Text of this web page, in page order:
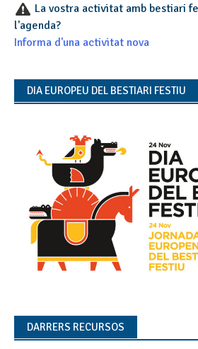
La vostra activitat amb bestiari
l'agenda?
Informa d'una activitat nova
DIA EUROPEU DEL BESTIARI FESTIU
DARRERS RECURSOS